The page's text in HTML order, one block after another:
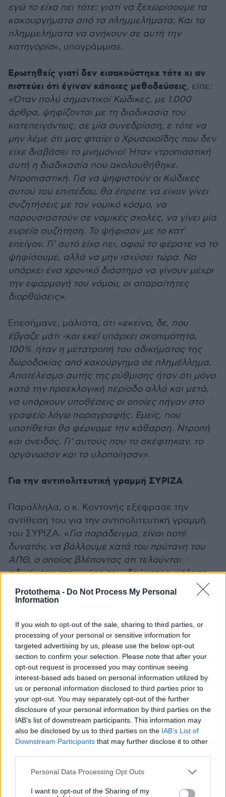
Protothema - Do Not Process My Personal
Information
If you wish to opt-out of the sale, sharing to third parties, or
processing of your personal or sensitive information for
targeted advertising by us, please use the below opt-out
section to confirm your selection. Please note that after your
opt-out request is processed you may continue seeing
interest-based ads based on personal information utilized by
us or personal information disclosed to third parties prior to
your opt-out. You may separately opt-out of the further
disclosure of your personal information by third parties on the
IAB’s list of downstream participants. This information may
also be disclosed by us to third parties on the IAB’s List of
Downstream Participants that may further disclose it to other
Please note that this website/app uses one or more Google
not limited to your visit or usage behaviour. You may click to
Personal Data Processing Opt Outs
I want to opt-out of the Sharing of my
εγώ το είχα πει τότε: γιατί να ξεχωρίσουμε τα
κακουργήματα από τα πλημμελήματα; Και τα
πλημμελήματα να ανήκουν σε αυτή την
κατηγορία», υπογράμμισε.
Ερωτηθείς γιατί δεν εισακούστηκε τότε κι αν
πιστεύει ότι έγιναν κάποιες μεθοδεύσεις, είπε:
«Όταν πολύ σημαντικοί Κώδικες, με 1.000
άρθρα, ψηφίζονται με τη διαδικασία του
κατεπειγόντως, σε μία συνεδρίαση, ε τότε να
μην λέμε ότι μας φταίει ο Χρυσοχοΐδης που δεν
είχε διαβάσει το μνημόνιο! Ήταν ντροπιαστική
αυτή η διαδικασία που ακολουθήθηκε.
Ντροπιαστική. Για να ψηφιστούν οι Κώδικες
αυτού του επιπέδου, θα έπρεπε να είχαν γίνει
συζητήσεις με τον νομικό κόσμο, να
παρουσιαστούν σε νομικές σχολές, να γίνει μία
ευρεία συζήτηση. Το ψήφισαν με το κατ'
επείγον. Γι' αυτό είχα πει, αφού το φέρατε να το
ψηφίσουμε, αλλά να μην ισχύσει τώρα. Να
υπάρχει ένα χρονικό διάστημα να γίνουν μέχρι
την εφαρμογή του νόμου, οι απαραίτητες
διορθώσεις».
Επεσήμανε, μάλιστα, ότι «εκείνο, δε, που
έβγαζε μάτι -και εκεί υπάρχει σκοπιμότητα,
100% ήταν η μετατροπή του αδικήματος της
δωροδοκίας από κακούργημα σε πλημέλλημα.
Αποτέλεσμα αυτής της ρύθμισης ήταν ότι μόνο
κατά την προεκλογική περίοδο αλλά και μετά,
να υπάρχουν υποθέσεις οι οποίες πήγαν στο
γραφείο λόγω παραγραφής. Εμείς, που
υποτίθεται θα φέρναμε την κάθαρση. Ντροπή
και όνειδος. Γι' αυτούς που το σκέφτηκαν, το
οργάνωσαν και το υλοποίησαν».
Για την αντιπολιτευτική γραμμή ΣΥΡΙΖΑ
Παράλληλα, ο κ. Κοντονής εξέφρασε την
αντίθεσή του για την αντιπολιτευτική γραμμή
του ΣΥΡΙΖΑ. «Για παράδειγμα, είναι ποτέ
δυνατόν, να βάλλουμε κατά του πρύτανη του
ΑΠΘ, ο οποίος βλέποντας ότι τελούνται
αδικήματα στον χώρο του ιδρύματος, κάλεσε
την Αστυνομία... Να την έχει καλέσει δυνάμει
νόμου του ΣΥΡΙΖΑ και να καταγγέλλεται από
ήταν λάθος, και πρέπει να το πούμε, ή ο
πρύτανης λειτουργώντας με βάση τον νόμο,
λειτούργησε σωστά».
Όσον αφορά τα θέματα γενετήσιας
αξιοπρέπειας, ο κ. Κοντονής τόνισε:«Είναι ποτέ
δυνατόν να υπάρχει αυτός ο ορυμαγδός
δηλώσεων και ακραίων εκφράσεων από
στελέχη του ΣΥΡΙΖΑ στο διαδίκτυο; Το θεωρώ
αδιανότητο!».
Αναφορικά με τοζήτημα της πανδημίας
, είπε: